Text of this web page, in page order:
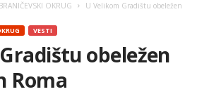
OKRUG
U Velikom Gradištu obeležen
VESTI
obeležen
Roma